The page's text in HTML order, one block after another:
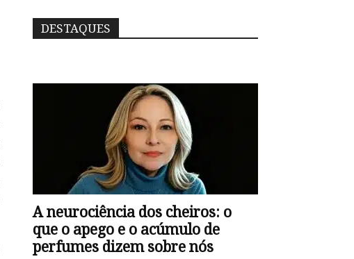
DESTAQUES
A neurociência dos cheiros: o
que o apego e o acúmulo de
perfumes dizem sobre nós